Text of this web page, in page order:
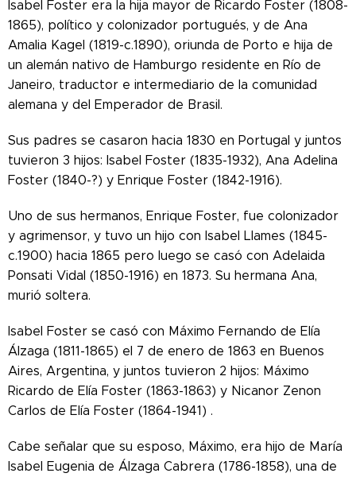
Isabel Foster era la hija mayor de Ricardo Foster (1808-
1865), político y colonizador portugués, y de Ana
Amalia Kagel (1819-c.1890), oriunda de Porto e hija de
un alemán nativo de Hamburgo residente en Río de
Janeiro, traductor e intermediario de la comunidad
alemana y del Emperador de Brasil.
Sus padres se casaron hacia 1830 en Portugal y juntos
tuvieron 3 hijos: Isabel Foster (1835-1932), Ana Adelina
Foster (1840-?) y Enrique Foster (1842-1916).
Uno de sus hermanos, Enrique Foster, fue colonizador
y agrimensor, y tuvo un hijo con Isabel Llames (1845-
c.1900) hacia 1865 pero luego se casó con Adelaida
Ponsati Vidal (1850-1916) en 1873. Su hermana Ana,
murió soltera.
Isabel Foster se casó con Máximo Fernando de Elía
Álzaga (1811-1865) el 7 de enero de 1863 en Buenos
Aires, Argentina, y juntos tuvieron 2 hijos: Máximo
Ricardo de Elía Foster (1863-1863) y Nicanor Zenon
Carlos de Elía Foster (1864-1941) .
Cabe señalar que su esposo, Máximo, era hijo de María
Isabel Eugenia de Álzaga Cabrera (1786-1858), una de